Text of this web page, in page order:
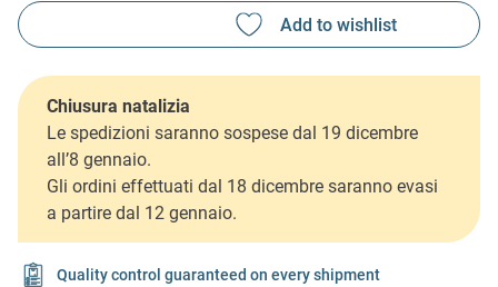
Chiusura natalizia
Le spedizioni saranno sospese dal 19 dicembre
all’8 gennaio.
Gli ordini effettuati dal 18 dicembre saranno evasi
a partire dal 12 gennaio.
Quality control guaranteed on every shipment